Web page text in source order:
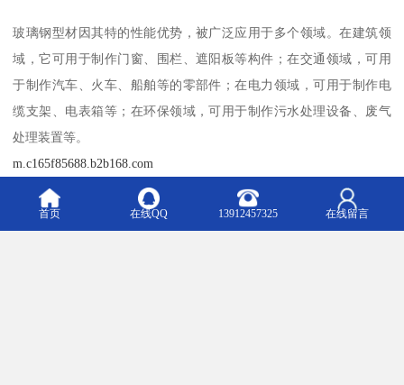
玻璃钢型材因其特的性能优势，被广泛应用于多个领域。在建筑领
域，它可用于制作门窗、围栏、遮阳板等构件；在交通领域，可用
于制作汽车、火车、船舶等的零部件；在电力领域，可用于制作电
缆支架、电表箱等；在环保领域，可用于制作污水处理设备、废气
处理装置等。
m.c165f85688.b2b168.com
Top
首页 在线QQ 13912457325 在线留言